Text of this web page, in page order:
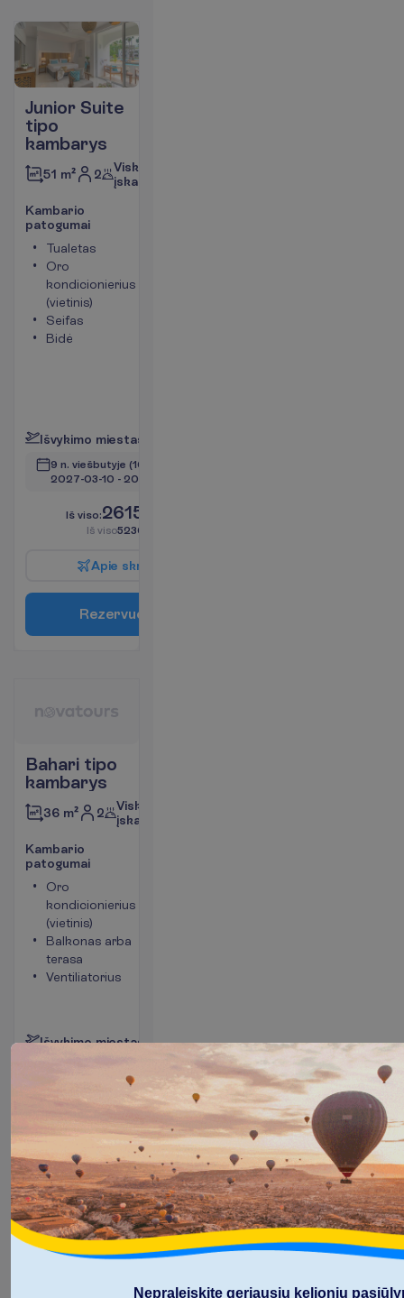
Junior Suite
tipo
kambarys
51 m² 2
Viskas
įskaičiuota
Kambario
patogumai
Tualetas
Oro
kondicionierius
(vietinis)
Seifas
Bidė
Išvykimo miestas
9 n. viešbutyje (10 n. iš viso)
2027-03-10 - 2027-03-20
Iš viso:2615.00
Iš viso5230.00
Apie skr
Rezervuo
Bahari tipo
kambarys
36 m² 2
Viskas
įskaičiuota
Kambario
patogumai
Oro
kondicionierius
(vietinis)
Balkonas arba
terasa
Ventiliatorius
Išvykimo miestas: Vilnius
(10 n. iš viso)
2027-01-18
I 2625.00 €/asm.
š viso5250.00 €/grupei
Apie krydį
Rezervuoti
Nepraleiskite geriausių kelionių